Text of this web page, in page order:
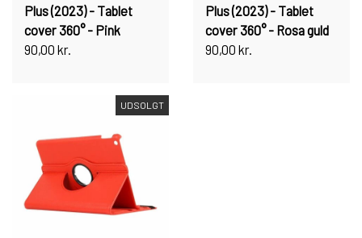
Plus (2023) - Tablet
cover 360° - Pink
90,00 kr.
Plus (2023) - Tablet
cover 360° - Rosa guld
90,00 kr.
UDSOLGT